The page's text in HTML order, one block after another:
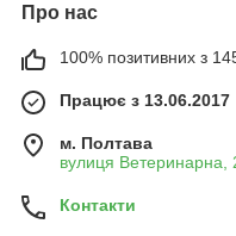
Про нас
100% позитивних з 145
Працює з 13.06.2017
м. Полтава
вулиця Ветеринарна,
Контакти